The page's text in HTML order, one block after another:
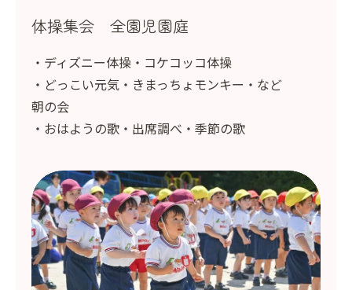
体操集会 全園児園庭
・ディズニー体操・コケコッコ体操
・どっこい元気・きまっちょモンキー・など
朝の会
・おはようの歌・出席調べ・季節の歌